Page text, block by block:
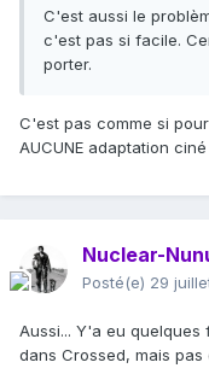
C'est aussi le
c'est pas si facile.
porter.
C'est pas comme si
AUCUNE adaptation
Nuclear-
Posté(e) 29
Aussi... Y'a eu quelques
dans Crossed, mais